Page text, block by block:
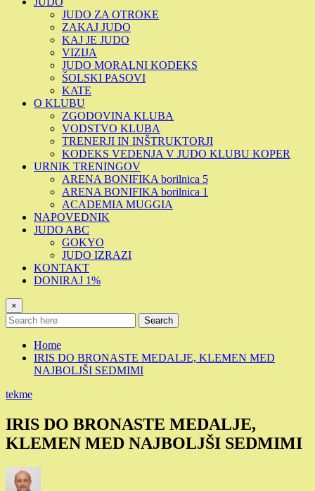
JUDO ZA OTROKE
ZAKAJ JUDO
KAJ JE JUDO
VIZIJA
JUDO MORALNI KODEKS
ŠOLSKI PASOVI
KATE
O KLUBU
ZGODOVINA KLUBA
VODSTVO KLUBA
TRENERJI IN INŠTRUKTORJI
KODEKS VEDENJA V JUDO KLUBU KOPER
URNIK TRENINGOV
ARENA BONIFIKA borilnica 5
ARENA BONIFIKA borilnica 1
ACADEMIA MUGGIA
NAPOVEDNIK
JUDO ABC
GOKYO
JUDO IZRAZI
KONTAKT
DONIRAJ 1%
×
Search
Home
IRIS DO BRONASTE MEDALJE, KLEMEN MED
NAJBOLJŠI SEDMIMI
tekme
IRIS DO BRONASTE MEDALJE,
KLEMEN MED NAJBOLJŠI SEDMIMI